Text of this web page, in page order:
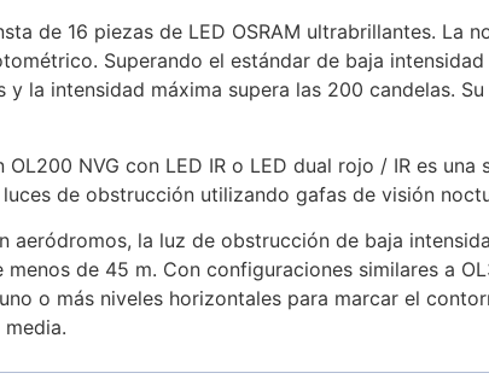
de 16 piezas de LED OSRAM ultrabrillantes. La
Superando el estándar de baja
y la intensidad máxima supera las 200 candelas.
NVG con LED IR o LED dual rojo / IR es
de obstrucción utilizando gafas de visión
aeródromos, la luz de obstrucción de baja
de 45 m. Con configuraciones similares a
o más niveles horizontales para marcar el